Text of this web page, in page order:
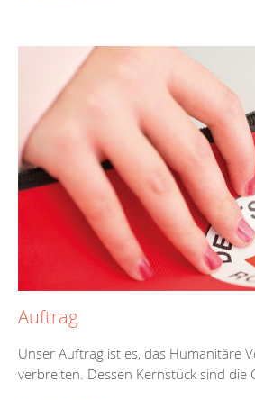
Auftrag
Unser Auftrag ist es, das Humanitäre
verbreiten. Dessen Kernstück sind die